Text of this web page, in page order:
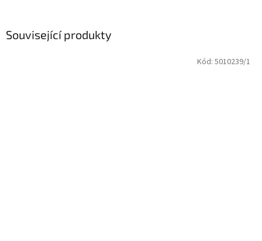
Související produkty
Kód: 5010239/1